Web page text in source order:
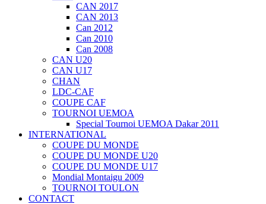
CAN 2017
CAN 2013
Can 2012
Can 2010
Can 2008
CAN U20
CAN U17
CHAN
LDC-CAF
COUPE CAF
TOURNOI UEMOA
Special Tournoi UEMOA Dakar 2011
INTERNATIONAL
COUPE DU MONDE
COUPE DU MONDE U20
COUPE DU MONDE U17
Mondial Montaigu 2009
TOURNOI TOULON
CONTACT